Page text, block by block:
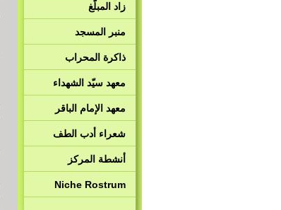
زاد المبلّغ
منبر المسجد
ذاكرة المحراب
معهد سيّد الشهداء
معهد الإمام الباقر
شعراء أدب الطف
أنشطة المركز
Niche Rostrum